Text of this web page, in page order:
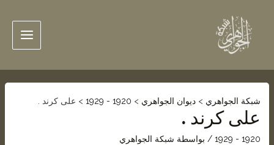
الجواهري>ديوان الجواهري>
1920 - 1929
>على كرند .
كرند .
1920 - / بواسطة شبكة الجواهري